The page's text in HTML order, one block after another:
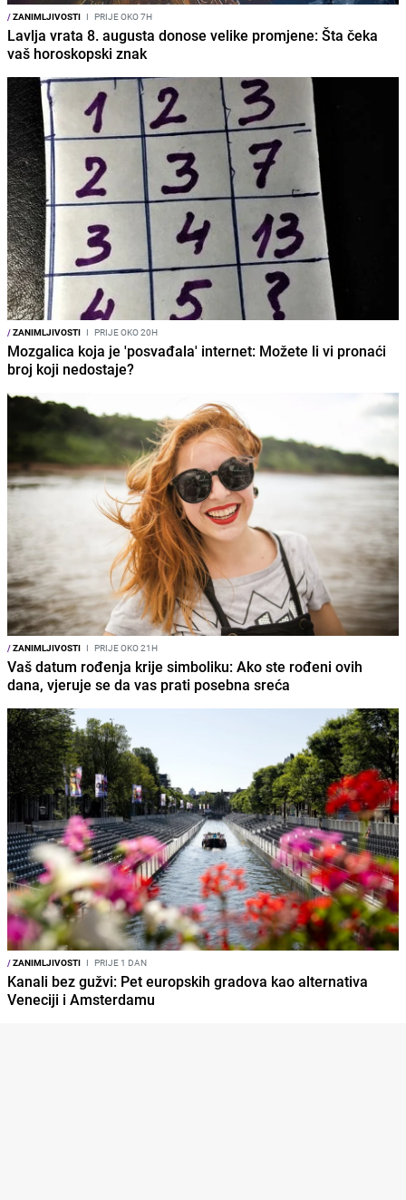
/ZANIMLJIVOSTI I PRIJE OKO 7H
Lavlja vrata 8. augusta donose velike promjene: Šta čeka
vaš horoskopski znak
/ZANIMLJIVOSTI I PRIJE OKO 20H
Mozgalica koja je 'posvađala' internet: Možete li vi pronaći
broj koji nedostaje?
/ZANIMLJIVOSTI I PRIJE OKO 21H
Vaš datum rođenja krije simboliku: Ako ste rođeni ovih
dana, vjeruje se da vas prati posebna sreća
/ZANIMLJIVOSTI I PRIJE 1 DAN
Kanali bez gužvi: Pet europskih gradova kao alternativa
Veneciji i Amsterdamu